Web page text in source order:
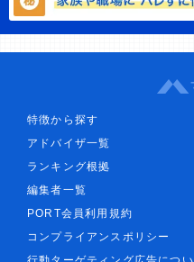
特徴から探す
アドバイザ一覧
ランキング根拠
編集者一覧
PORT会員利用規約
コンプライアンスポリシー